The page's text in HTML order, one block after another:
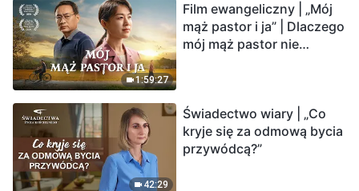
1:59:27
Film ewangeliczny | „Mój
mąż pastor i ja” | Dlaczego
mój mąż pastor nie
42:29
Świadectwo wiary | „Co
kryje się za odmową bycia
przywódcą?”